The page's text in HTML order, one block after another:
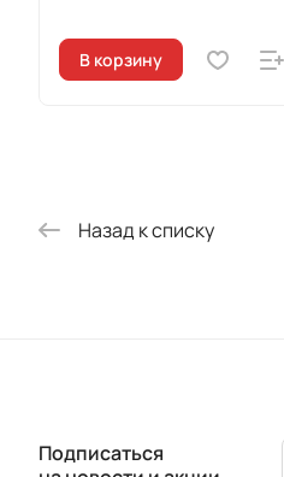
В корзину
Назад к списку
Подписаться